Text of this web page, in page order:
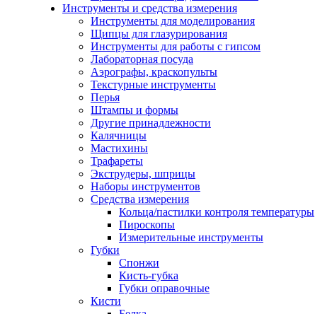
Инструменты и средства измерения
Инструменты для моделирования
Щипцы для глазурирования
Инструменты для работы с гипсом
Лабораторная посуда
Аэрографы, краскопульты
Текстурные инструменты
Перья
Штампы и формы
Другие принадлежности
Калячницы
Мастихины
Трафареты
Экструдеры, шприцы
Наборы инструментов
Средства измерения
Кольца/пастилки контроля температуры
Пироскопы
Измерительные инструменты
Губки
Спонжи
Кисть-губка
Губки оправочные
Кисти